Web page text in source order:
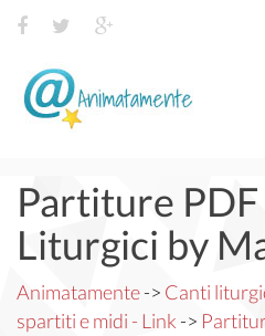
Partiture
Liturgici by
Animatamente-> Canti
spartiti e midi - Link ->